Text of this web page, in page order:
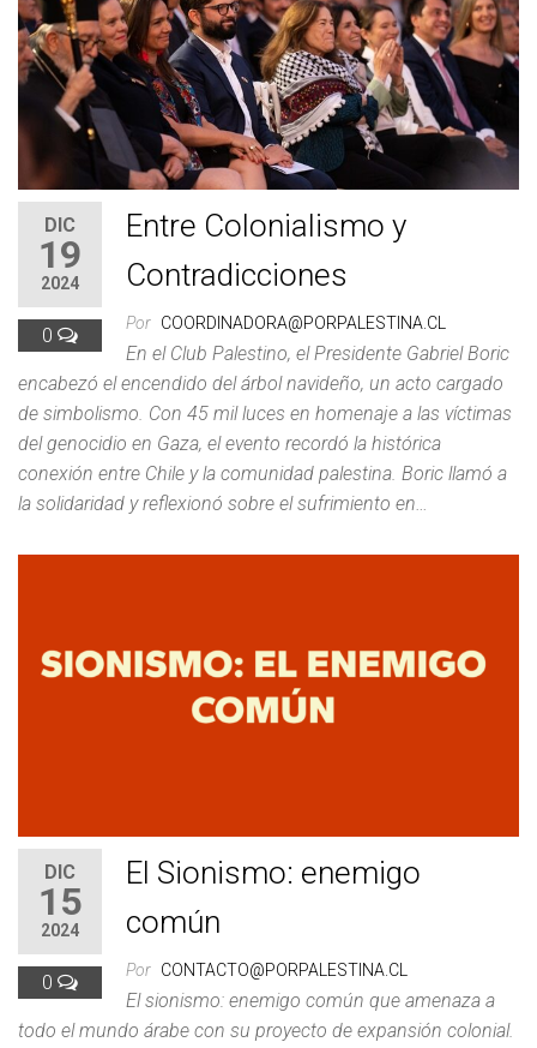
DIC
19
2024
0
Entre Colonialismo y
Contradicciones
Por COORDINADORA@PORPALESTINA.CL
En el Club Palestino, el Presidente Gabriel Boric
encabezó el encendido del árbol navideño, un acto cargado
de simbolismo. Con 45 mil luces en homenaje a las víctimas
del genocidio en Gaza, el evento recordó la histórica
conexión entre Chile y la comunidad palestina. Boric llamó a
la solidaridad y reflexionó sobre el sufrimiento en…
DIC
15
2024
0
El Sionismo: enemigo
común
Por CONTACTO@PORPALESTINA.CL
El sionismo: enemigo común que amenaza a
todo el mundo árabe con su proyecto de expansión colonial.